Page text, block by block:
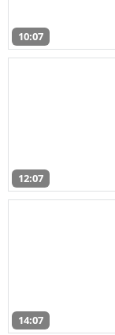
10:07
12:07
14:07